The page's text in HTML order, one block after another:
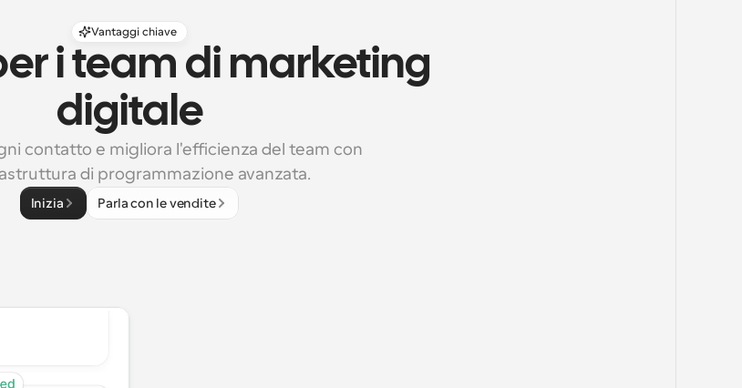
Vantaggi chiave
i team di marketing
digitale
contatto e migliora l'efficienza del team con
di programmazione avanzata.
Inizia Parla con le vendite